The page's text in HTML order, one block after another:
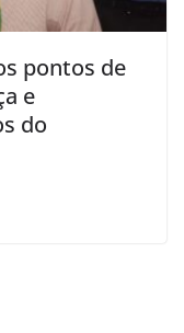
pontos de
e
do